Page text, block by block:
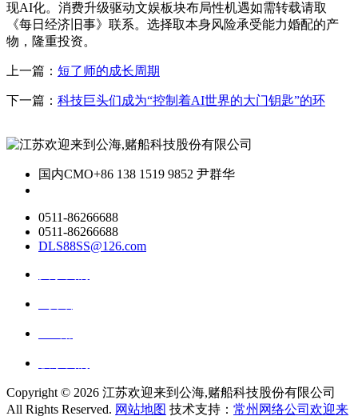
现AI化。消费升级驱动文娱板块布局性机遇如需转载请取
《每日经济旧事》联系。选择取本身风险承受能力婚配的产
物，隆重投资。
上一篇： 短了师的成长周期
下一篇： 科技巨头们成为“控制着AI世界的大门钥匙”的环
国内CMO+86 138 1519 9852 尹群华
0511-86266688
0511-86266688
DLS88SS@126.com
Copyright © 2026 江苏欢迎来到公海,赌船科技股份有限公司
All Rights Reserved. 网站地图 技术支持： 常州网络公司欢迎来